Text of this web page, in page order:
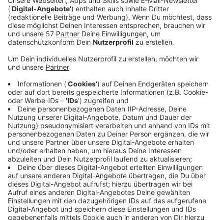
die Viertelfinal-Spiele feststehen. Da kommt sogar
unser Bundestrainer ins Grübeln.
Veröffentlicht:Freitag, 10.07.2020 09:07
Anzeige
Jogis Sprachnachricht: "Europapokal-